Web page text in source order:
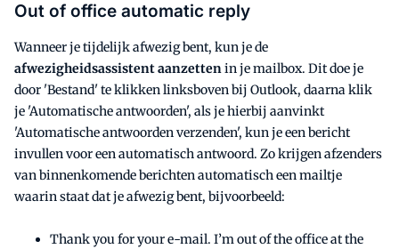
Out of office automatic reply
Wanneer je tijdelijk afwezig bent, kun je de
afwezigheidsassistent aanzettenin je mailbox. Dit doe je
door 'Bestand' te klikken linksboven bij Outlook, daarna klik
je 'Automatische antwoorden', als je hierbij aanvinkt
'Automatische antwoorden verzenden', kun je een bericht
invullen voor een automatisch antwoord. Zo krijgen afzenders
van binnenkomende berichten automatisch een mailtje
waarin staat dat je afwezig bent, bijvoorbeeld:
Thank you for your e-mail. I’m out of the office at the